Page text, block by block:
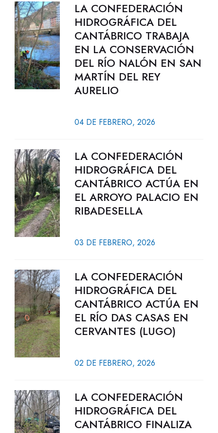
LA CONFEDERACIÓN
HIDROGRÁFICA DEL
CANTÁBRICO TRABAJA
EN LA CONSERVACIÓN
DEL RÍO NALÓN EN SAN
MARTÍN DEL REY
AURELIO
04 DE FEBRERO, 2026
LA CONFEDERACIÓN
HIDROGRÁFICA DEL
CANTÁBRICO ACTÚA EN
EL ARROYO PALACIO EN
RIBADESELLA
03 DE FEBRERO, 2026
LA CONFEDERACIÓN
HIDROGRÁFICA DEL
CANTÁBRICO ACTÚA EN
EL RÍO DAS CASAS EN
CERVANTES (LUGO)
02 DE FEBRERO, 2026
LA CONFEDERACIÓN
HIDROGRÁFICA DEL
CANTÁBRICO FINALIZA